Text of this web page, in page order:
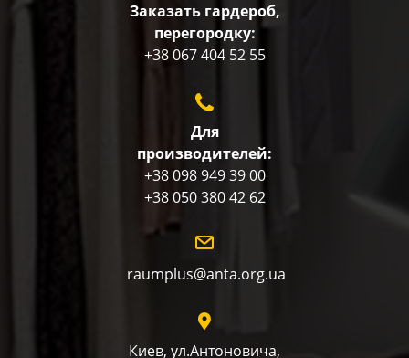
Заказать гардероб,
перегородку:
+38 067 404 52 55
Для
производителей:
+38 098 949 39 00
+38 050 380 42 62
raumplus@anta.org.ua
Киев, ул.Антоновича,